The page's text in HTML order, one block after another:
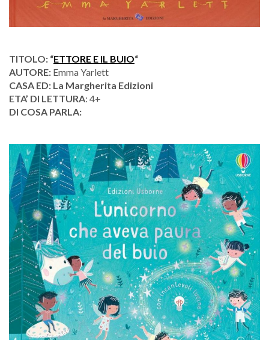
TITOLO: “ETTORE E IL BUIO“
AUTORE: Emma Yarlett
CASA ED: La Margherita Edizioni
ETA’ DI LETTURA: 4+
DI COSA PARLA: